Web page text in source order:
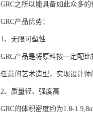
GRC之所以能具备如此众多
GRC产品优势：
1、无限可塑性
GRC产品是将原料按一定配
任意的艺术造型，实现设计师
2、质量轻、强度高
GRC的体积密度约为1.8-